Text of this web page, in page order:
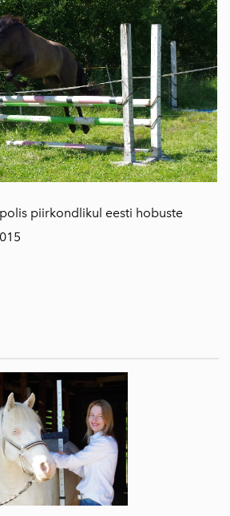
piirkondlikul eesti hobuste